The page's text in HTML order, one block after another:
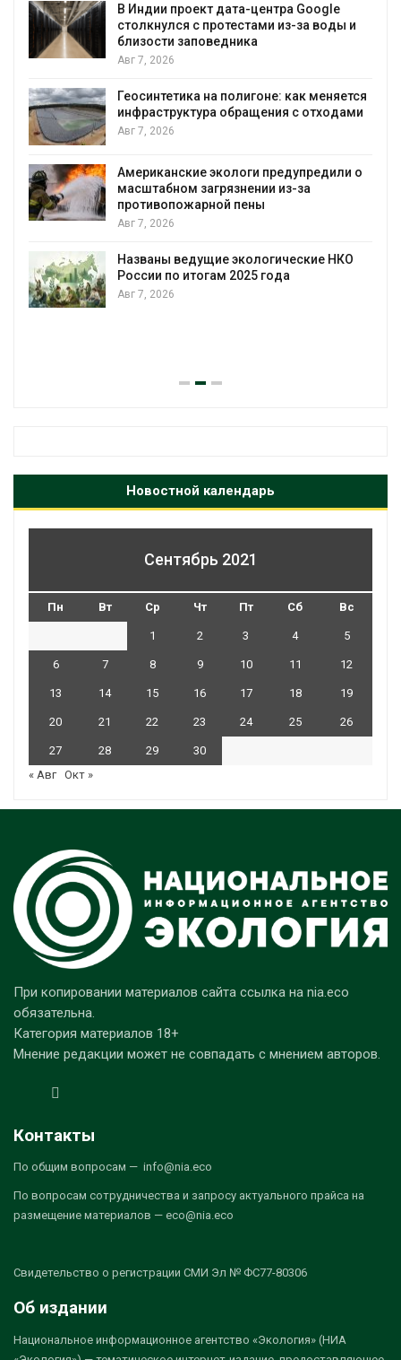
В Индии проект дата-центра Google
столкнулся с протестами из-за воды и
близости заповедника
Авг 7, 2026
Геосинтетика на полигоне: как меняется
инфраструктура обращения с отходами
Авг 7, 2026
Американские экологи предупредили о
масштабном загрязнении из-за
противопожарной пены
Авг 7, 2026
Названы ведущие экологические НКО
России по итогам 2025 года
Авг 7, 2026
Новостной календарь
Сентябрь 2021
Пн Вт Ср Чт Пт Сб Вс
1 2 3 4 5
6 7 8 9 10 11 12
13 14 15 16 17 18 19
20 21 22 23 24 25 26
27 28 29
30
« Авг Окт »
При копировании материалов сайта ссылка на nia.eco
обязательна.
Категория материалов 18+
Мнение редакции может не совпадать с мнением авторов.
Контакты
По общим вопросам — info@nia.eco
По вопросам сотрудничества и запросу актуального прайса на
размещение материалов — eco@nia.eco
Свидетельство о регистрации СМИ Эл № ФС77-80306
Об издании
Национальное информационное агентство «Экология» (НИА